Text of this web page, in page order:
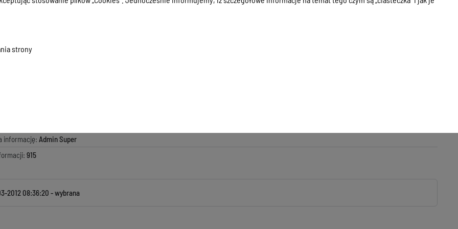
informację:
informację: Admin Super
915
2012 08:36:20
strony